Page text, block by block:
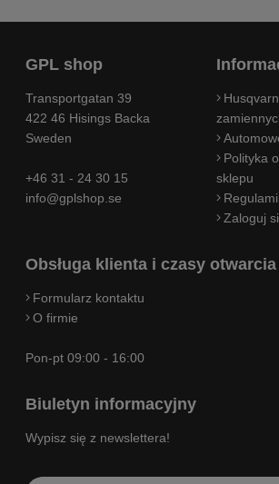
GPL shop
Transportgatan 39
422 46 Hisings Backa
Sweden
+46 31 - 24 30 15
info@gplshop.se
Polityka
sklepu
Zaloguj
Obsługa klienta i czasy otwarcia
Formularz kontaktu
O firmie
Pon-pt 09:00 - 16:00
Biuletyn informacyjny
Wypisz się z newslettera!